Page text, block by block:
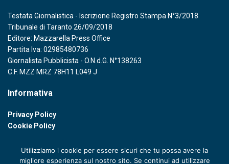
Testata Giornalistica - Iscrizione Registro Stampa N°3/2018
Tribunale di Taranto 26/09/2018
Editore: Mazzarella Press Office
Partita Iva: 02985480736
Giornalista Pubblicista - O.N.d.G. N°138263
C.F. MZZ MRZ 78H11 L049 J
Informativa
Privacy Policy
Cookie Policy
Utilizziamo i cookie per essere sicuri che tu possa avere la
migliore esperienza sul nostro sito. Se continui ad utilizzare